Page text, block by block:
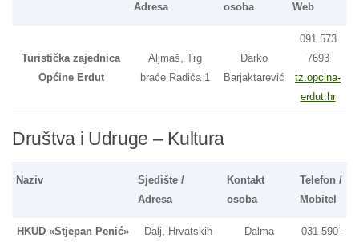
Adresa
osoba
Web
Turistička zajednica
Općine Erdut
Aljmaš, Trg
braće Radića 1
Darko
Barjaktarević
091 573
7693
tz.opcina-
erdut.hr
Društva i Udruge – Kultura
Naziv
Sjedište /
Adresa
Kontakt
osoba
Telefon /
Mobitel
HKUD «Stjepan Penić»
Dalj, Hrvatskih
Dalma
031 590-